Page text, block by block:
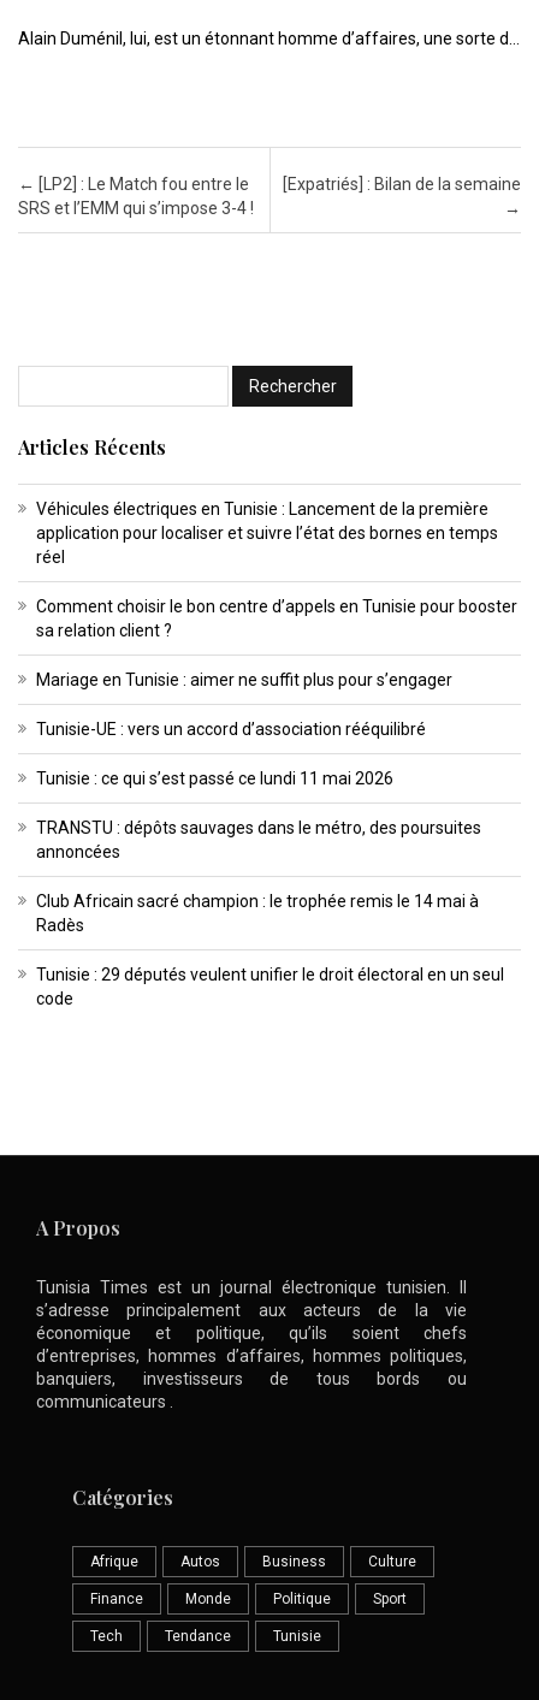
Alain Duménil, lui, est un étonnant homme d’affaires, une sorte d…
Post navigation
← [LP2] : Le Match fou entre le
SRS et l’EMM qui s’impose 3-4 !
[Expatriés] : Bilan de la semaine
→
Articles Récents
Véhicules électriques en Tunisie : Lancement de la première
application pour localiser et suivre l’état des bornes en temps
réel
Comment choisir le bon centre d’appels en Tunisie pour booster
sa relation client ?
Mariage en Tunisie : aimer ne suffit plus pour s’engager
Tunisie-UE : vers un accord d’association rééquilibré
Tunisie : ce qui s’est passé ce lundi 11 mai 2026
TRANSTU : dépôts sauvages dans le métro, des poursuites
annoncées
Club Africain sacré champion : le trophée remis le 14 mai à
Radès
Tunisie : 29 députés veulent unifier le droit électoral en un seul
code
A Propos
Tunisia Times est un journal électronique tunisien. Il
s’adresse principalement aux acteurs de la vie
économique et politique, qu’ils soient chefs
d’entreprises, hommes d’affaires, hommes politiques,
banquiers, investisseurs de tous bords ou
communicateurs .
Catégories
Afrique Autos Business Culture
Finance Monde Politique Sport
Tech Tendance Tunisie